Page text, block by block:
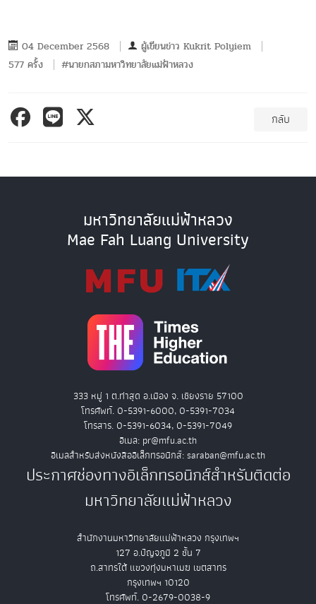
04 December 2568 ผู้เขียนข่าว Kukrit Polyiem
577 ครั้ง
#นายกสภามหาวิทยาลัยแม่ฟ้าหลวง
กลับ
มหาวิทยาลัยแม่ฟ้าหลวง
Mae Fah Luang University
333 หมู่ 1 ต.ท่าสุด อ.เมือง จ. เชียงราย 57100
โทรศัพท์. 0-5391-6000, 0-5391-7034
โทรสาร. 0-5391-6034, 0-5391-7049
อีเมล: pr@mfu.ac.th
อีเมลสำหรับส่งหนังสืออิเล็กทรอนิกส์: saraban@mfu.ac.th
ประกาศช่องทางอิเล็กทรอนิกส์สำหรับติดต่อ
มหาวิทยาลัยแม่ฟ้าหลวง
สำนักงานมหาวิทยาลัยแม่ฟ้าหลวง กรุงเทพฯ
127 อ.ปัญจภูมิ 2 ชั้น 7
ถ.สาทรใต้ แขวงทุ่งมหาเมฆ เขตสาทร
กรุงเทพฯ 10120
โทรศัพท์. 0-2679-0038-9